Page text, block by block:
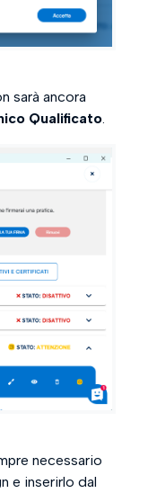
sarà ancora
Qualificato.
necessario
e inserirlo dal